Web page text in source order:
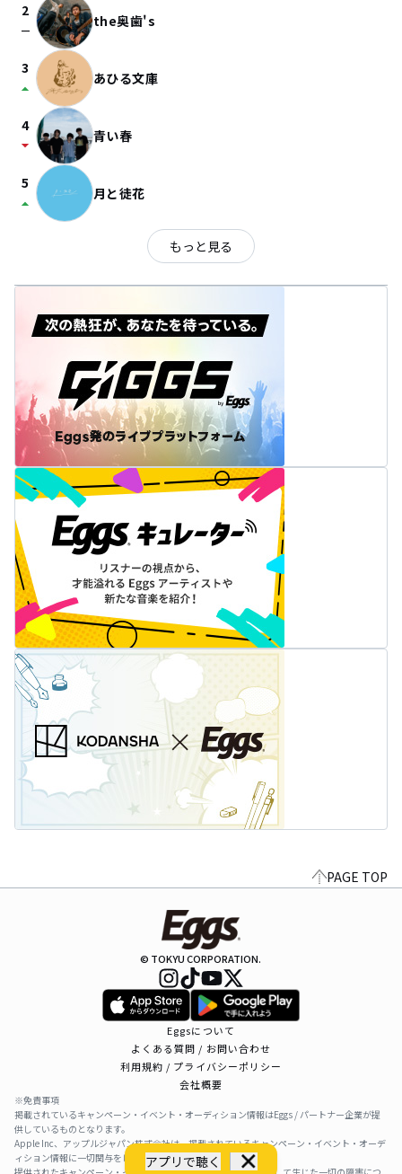
アプリで聴く
2
check_indeterminate_small the奥歯's
3
arrow_drop_up あひる文庫
4
arrow_drop_down 青い春
5
arrow_drop_up 月と徒花
もっと見る
PAGE TOP
© TOKYU CORPORATION.
Eggsについて
よくある質問 / お問い合わせ
利用規約 / プライバシーポリシー
会社概要
※免責事項
掲載されているキャンペーン・イベント・オーディション情報はEggs / パートナー企業が提
供しているものとなります。
Apple Inc、アップルジャパン株式会社は、掲載されているキャンペーン・イベント・オーデ
ィション情報に一切関与をしておりません。